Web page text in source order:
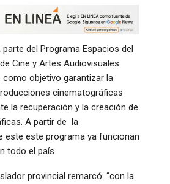
del Programa Espacios del
Cine y Artes Audiovisuales
como objetivo garantizar la
cinematográficas
la recuperación y la creación de
A partir de la
este este programa ya funcionan
todo el país.
provincial remarcó: “con la